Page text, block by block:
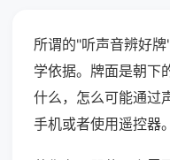
所谓的"听声音辨好
学依据。牌面是朝下
什么，怎么可能通过
手机或者使用遥控器。